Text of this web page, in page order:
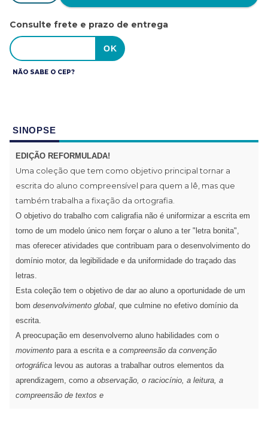
Consulte frete e prazo de entrega
NÃO SABE O CEP?
SINOPSE
EDIÇÃO REFORMULADA!
Uma coleção que tem como objetivo principal tornar a
escrita do aluno compreensível para quem a lê, mas que
também trabalha a fixação da ortografia.
O objetivo do trabalho com caligrafia não é uniformizar a escrita em
torno de um modelo único nem forçar o aluno a ter "letra bonita",
mas oferecer atividades que contribuam para o desenvolvimento do
domínio motor, da legibilidade e da uniformidade do traçado das
letras.
Esta coleção tem o objetivo de dar ao aluno a oportunidade de um
bom desenvolvimento global , que culmine no efetivo domínio da
escrita.
A preocupação em desenvolverno aluno habilidades com o
movimento para a escrita e a compreensão da convenção
ortográfica levou as autoras a trabalhar outros elementos da
aprendizagem, como a observação, o raciocínio, a leitura, a
compreensão de textos e